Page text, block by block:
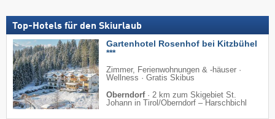
Top-Hotels für den Skiurlaub
Gartenhotel Rosenhof bei Kitzbühel
***
Zimmer, Ferienwohnungen & -häuser ·
Wellness · Gratis Skibus
Oberndorf · 2 km zum Skigebiet St.
Johann in Tirol/​Oberndorf – Harschbichl